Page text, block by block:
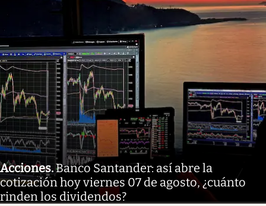
Acciones.Banco Santander: así abre la
cotización hoy viernes 07 de agosto, ¿cuánto
rinden los dividendos?